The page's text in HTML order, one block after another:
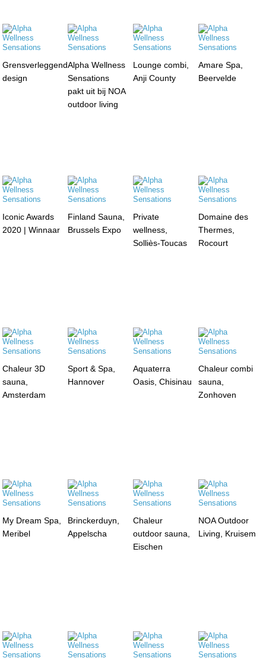
Grensverleggend
design
Alpha Wellness
Sensations
pakt uit bij NOA
outdoor living
Lounge combi,
Anji County
Amare Spa,
Beervelde
Iconic Awards
2020 | Winnaar
Finland Sauna,
Brussels Expo
Private
wellness,
Solliès-Toucas
Domaine des
Thermes,
Rocourt
Chaleur 3D
sauna,
Amsterdam
Sport & Spa,
Hannover
Aquaterra
Oasis, Chisinau
Chaleur combi
sauna,
Zonhoven
My Dream Spa,
Meribel
Brinckerduyn,
Appelscha
Chaleur
outdoor sauna,
Eischen
NOA Outdoor
Living, Kruisem